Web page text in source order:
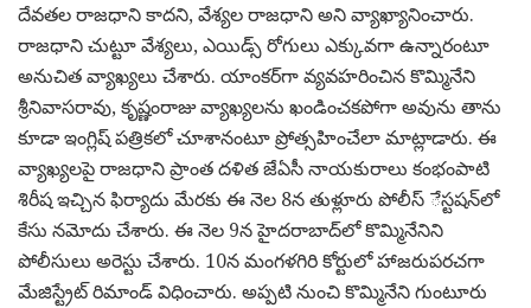
దేవతల రాజధాని కాదని, వేశ్యల రాజధాని అని వ్యాఖ్యానించారు.
రాజధాని చుట్టూ వేశ్యలు, ఎయిడ్స్‌ రోగులు ఎక్కువగా ఉన్నారంటూ
అనుచిత వ్యాఖ్యలు చేశారు. యాంకర్‌గా వ్యవహరించిన కొమ్మినేని
శ్రీనివాసరావు, కృష్ణంరాజు వ్యాఖ్యలను ఖండించకపోగా అవును తాను
కూడా ఇంగ్లిష్‌ పత్రికలో చూశానంటూ ప్రోత్సహించేలా మాట్లాడారు. ఈ
వ్యాఖ్యలపై రాజధాని ప్రాంత దళిత జేఏసీ నాయకురాలు కంభంపాటి
శిరీష ఇచ్చిన ఫిర్యాదు మేరకు ఈ నెల 8న తుళ్లూరు పోలీస్‌ ేస్టషన్‌లో
కేసు నమోదు చేశారు. ఈ నెల 9న హైదరాబాద్‌లో కొమ్మినేనిని
పోలీసులు అరెస్టు చేశారు. 10న మంగళగిరి కోర్టులో హాజరుపరచగా
మేజిస్ట్రేట్‌ రిమాండ్‌ విధించారు. అప్పటి నుంచి కొమ్మినేని గుంటూరు